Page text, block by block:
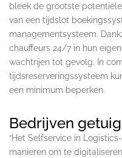
bleek de grootste
van een tijdslot
managementsysteem.
chauffeurs 24/7 in hun
wachtrijen tot gevolg. In
tijdsreserveringssysteem
een minimum beperken.
Bedrijven
“Het Selfservice in
manieren om te